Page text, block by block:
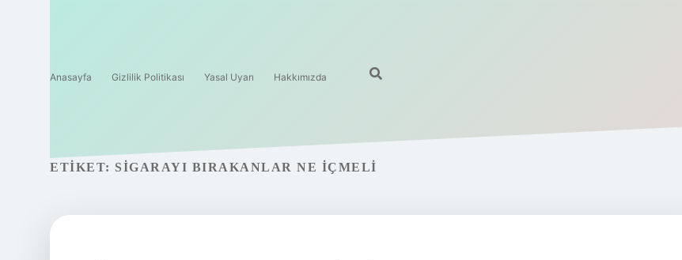
Anasayfa Gizlilik Politikası Yasal Uyarı Hakkımızda
ETIKET: SIGARAYI BIRAKANLAR NE IÇMELI